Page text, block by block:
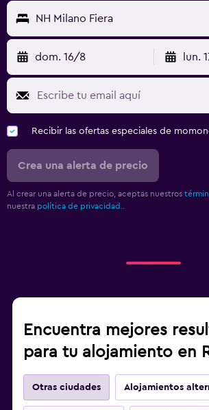
NH Milano Fiera
dom. 16/8 lun.
Recibir las ofertas especiales de
Crea una alerta de precio
Al crear una alerta de precio, aceptas nuestros
nuestra política de privacidad.
Encuentra mejores
para tu alojamiento en
Otras ciudades Alojamientos